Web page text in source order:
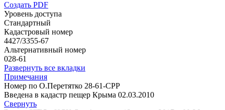
Создать PDF
Уровень доступа
Стандартный
Кадастровый номер
4427/3355-67
Альтернативный номер
028-61
Развернуть все вкладки
Примечания
Номер по О.Перетятко 28-61-CPP
Введена в кадастр пещер Крыма 02.03.2010
Свернуть